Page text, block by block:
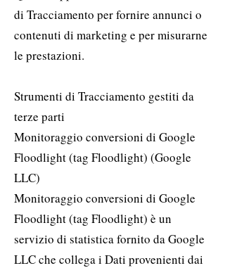
di Tracciamento per fornire annunci o
contenuti di marketing e per misurarne
le prestazioni.
Strumenti di Tracciamento gestiti da
terze parti
Monitoraggio conversioni di Google
Floodlight (tag Floodlight) (Google
LLC)
Monitoraggio conversioni di Google
Floodlight (tag Floodlight) è un
servizio di statistica fornito da Google
LLC che collega i Dati provenienti dai